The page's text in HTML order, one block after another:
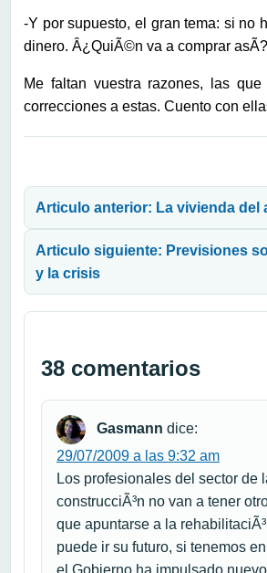
-Y por supuesto, el gran tema: si no
dinero. Â¿QuiÃ©n va a comprar asÃ­?
Me faltan vuestra razones, las que
correcciones a estas. Cuento con
Articulo anterior: La vivienda del
Articulo siguiente: Previsiones
y la crisis
38 comentarios
Gasmann dice:
29/07/2009 a las 9:32 am
Los profesionales del sector de
construcciÃ³n no van a tener
que apuntarse a la
puede ir su futuro, si tenemos